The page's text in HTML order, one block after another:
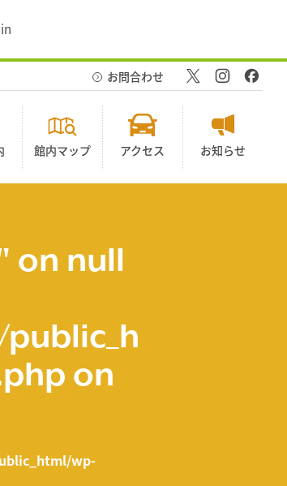
館内マップ アクセス お知らせ
お問合わせ
on null
on
wp-